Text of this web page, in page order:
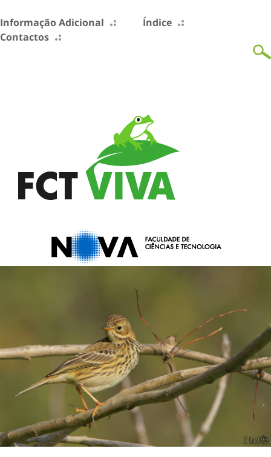
Informação Adicional
Índice
Contactos